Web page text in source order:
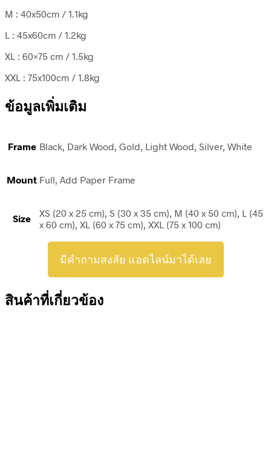
M : 40x50cm / 1.1kg
L : 45x60cm / 1.2kg
XL : 60×75 cm / 1.5kg
XXL : 75x100cm / 1.8kg
ข้อมูลเพิ่มเติม
Frame Black, Dark Wood, Gold, Light Wood, Silver, White
Mount Full, Add Paper Frame
Size
XS (20 x 25 cm), S (30 x 35 cm), M (40 x 50 cm), L (45
x 60 cm), XL (60 x 75 cm), XXL (75 x 100 cm)
มีคำถามสงสัย แอดไลน์มาได้เลย
สินค้าที่เกี่ยวข้อง